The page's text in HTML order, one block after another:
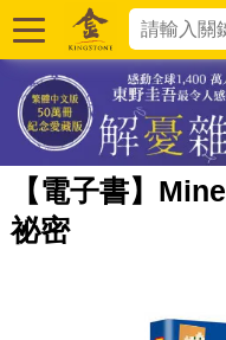
【電子書】
祕密